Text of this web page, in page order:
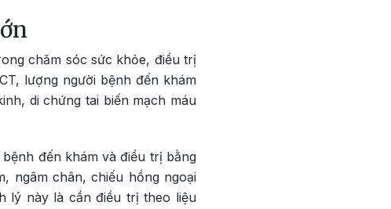
chăm sóc sức khỏe, điều trị
lượng người bệnh đến khám
di chứng tai biến mạch máu
đến khám và điều trị bằng
ngâm chân, chiếu hồng ngoại
lý này là cần điều trị theo liệu